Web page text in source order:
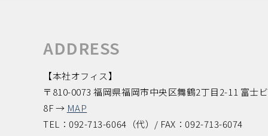
ADDRESS
【本社オフィス】
〒810-0073 福岡県福岡市中央区舞鶴2丁目2-11 富士
8F → MAP
TEL：092-713-6064（代）/ FAX：092-713-6074